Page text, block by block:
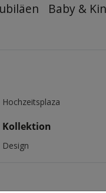
Baby &
Hochzeitsplaza
Kollektion
Design